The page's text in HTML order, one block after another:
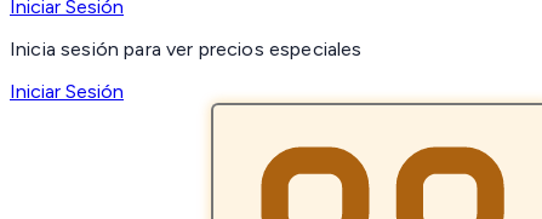
Iniciar Sesión
Inicia sesión para ver precios especiales
Iniciar Sesión